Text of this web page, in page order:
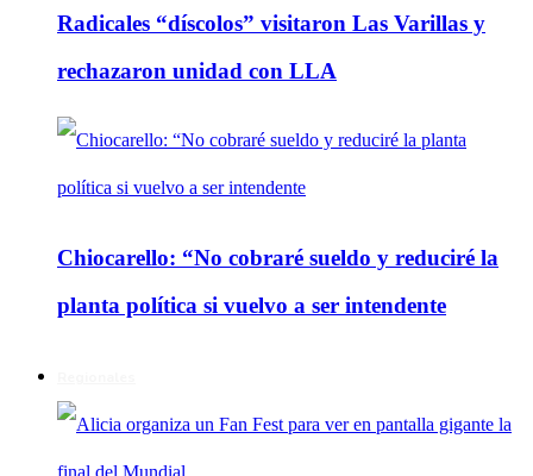
Radicales “díscolos” visitaron Las Varillas y
rechazaron unidad con LLA
Chiocarello: “No cobraré sueldo y reduciré la
planta política si vuelvo a ser intendente